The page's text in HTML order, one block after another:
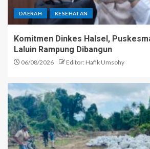
DAERAH KESEHATAN
Komitmen Dinkes Halsel,
Laluin Rampung Dibangun
06/08/2026 Editor: Hafik Umsohy